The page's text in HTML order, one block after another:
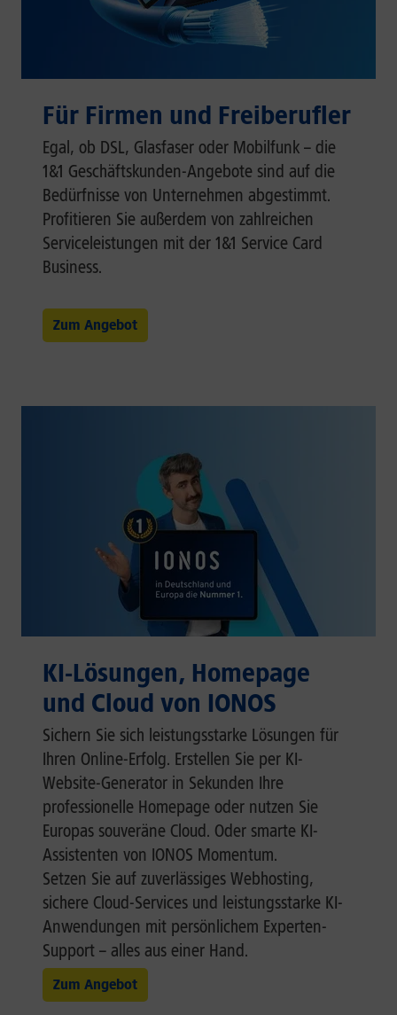
Für Firmen und Freiberufler
Egal, ob DSL, Glasfaser oder Mobilfunk – die
1&1 Geschäftskunden-Angebote sind auf die
Bedürfnisse von Unternehmen abgestimmt.
Profitieren Sie außerdem von zahlreichen
Serviceleistungen mit der 1&1 Service Card
Business.
Zum Angebot
KI-Lösungen, Homepage
und Cloud von IONOS
Sichern Sie sich leistungsstarke Lösungen für
Ihren Online-Erfolg. Erstellen Sie per KI-
Website-Generator in Sekunden Ihre
professionelle Homepage oder nutzen Sie
Europas souveräne Cloud. Oder smarte KI-
Assistenten von IONOS Momentum.
Setzen Sie auf zuverlässiges Webhosting,
sichere Cloud-Services und leistungsstarke KI-
Anwendungen mit persönlichem Experten-
Support – alles aus einer Hand.
Zum Angebot